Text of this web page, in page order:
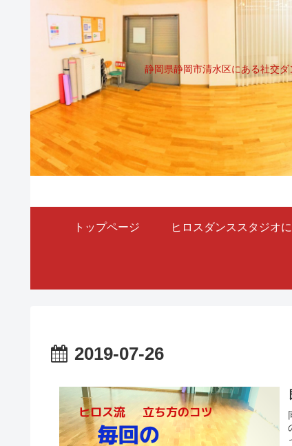
静岡県静岡市清水区にある社交
トップページ ヒロスダンススタジオ
2019-07-26